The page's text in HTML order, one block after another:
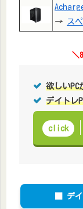
→
ス
＼
欲しいPC
デイトレ
click
デ